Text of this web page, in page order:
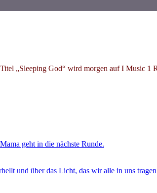
„Sleeping God“ wird morgen auf I Music 1
geht in die nächste Runde.
und über das Licht, das wir alle in uns tragen